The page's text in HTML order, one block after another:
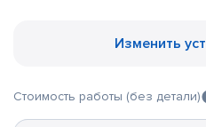
Изменить
Стоимость работы (без детали)